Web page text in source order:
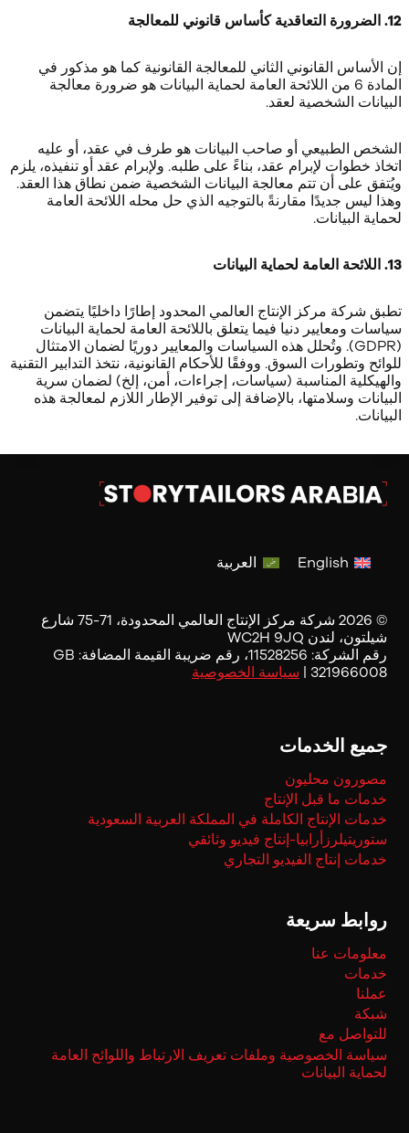
12. الضرورة التعاقدية كأساس قانوني للمعالجة
إن الأساس القانوني الثاني للمعالجة القانونية كما هو مذكور في
المادة 6 من اللائحة العامة لحماية البيانات هو ضرورة معالجة
البيانات الشخصية لعقد.
الشخص الطبيعي أو صاحب البيانات هو طرف في عقد، أو عليه
اتخاذ خطوات لإبرام عقد، بناءً على طلبه. ولإبرام عقد أو تنفيذه، يلزم
ويُتفق على أن تتم معالجة البيانات الشخصية ضمن نطاق هذا العقد.
وهذا ليس جديدًا مقارنةً بالتوجيه الذي حل محله اللائحة العامة
لحماية البيانات.
13. اللائحة العامة لحماية البيانات
تطبق شركة مركز الإنتاج العالمي المحدود إطارًا داخليًا يتضمن
سياسات ومعايير دنيا فيما يتعلق باللائحة العامة لحماية البيانات
(GDPR). وتُحلل هذه السياسات والمعايير دوريًا لضمان الامتثال
للوائح وتطورات السوق. ووفقًا للأحكام القانونية، نتخذ التدابير التقنية
والهيكلية المناسبة (سياسات، إجراءات، أمن، إلخ) لضمان سرية
البيانات وسلامتها، بالإضافة إلى توفير الإطار اللازم لمعالجة هذه
البيانات.
English العربية
© 2026 شركة مركز الإنتاج العالمي المحدودة، 71-75 شارع
شيلتون، لندن WC2H 9JQ
رقم الشركة: 11528256، رقم ضريبة القيمة المضافة: GB
321966008 |
سياسة الخصوصية
جميع الخدمات
مصورون محليون
خدمات ما قبل الإنتاج
خدمات الإنتاج الكاملة في المملكة العربية السعودية
ستوريتيلرزأرابيا-إنتاج فيديو وثائقي
خدمات إنتاج الفيديو التجاري
روابط سريعة
معلومات عنا
خدمات
عملنا
شبكة
للتواصل مع
سياسة الخصوصية وملفات تعريف الارتباط واللوائح العامة
لحماية البيانات